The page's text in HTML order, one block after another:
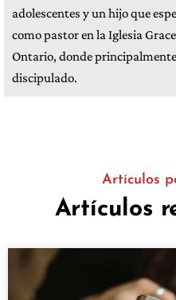
adolescentes y un hijo que
como pastor en la Iglesia
Ontario, donde
discipulado.
Artículos
Artículos